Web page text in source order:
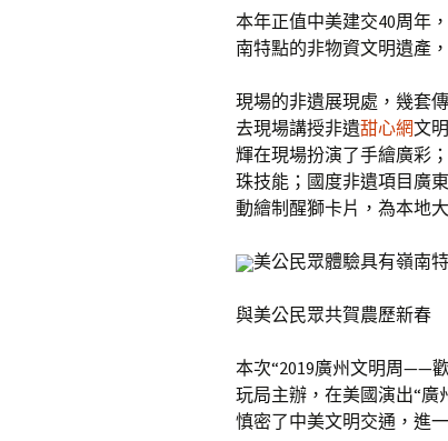
本年正值中美建交40周年
南特點的非物資文明遺產
現場的非遺展現處，幾套
去現場講授非遺甜心網文
輝在現場扮演了手繪廣彩
珠技能；國度非遺項目廣
動繪制醒獅卡片，為本地
美公民眾體驗具有嶺南
與美公民眾共賀農歷新春
本次“2019廣州文明周——
玩局主辦，在美國演出“
慎密了中美文明交通，進